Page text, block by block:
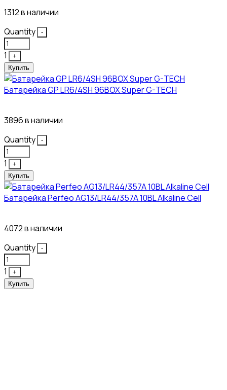
1312 в наличии
Quantity
-
1
+
Купить
Батарейка GP LR6/4SH 96BOX Super G-TECH
3896 в наличии
Quantity
-
1
+
Купить
Батарейка Perfeo AG13/LR44/357A 10BL Alkaline Cell
4072 в наличии
Quantity
-
1
+
Купить